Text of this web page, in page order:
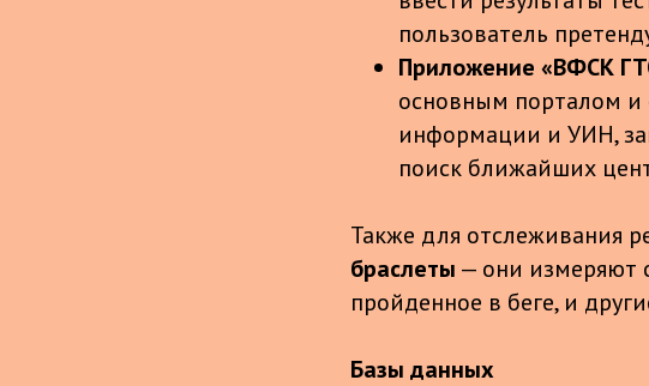
пользователь
Приложение «ВФСК
основным порталом и
информации и УИН,
поиск ближайших
Также для отслеживания
браслеты — они измеряют
пройденное в беге, и
Базы данных